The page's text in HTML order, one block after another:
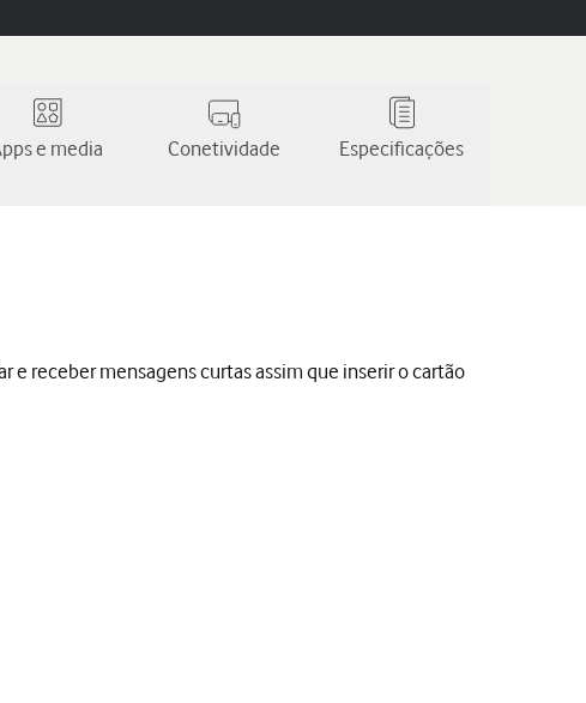
e media Conetividade Especificações
e receber mensagens curtas assim que inserir o cartão